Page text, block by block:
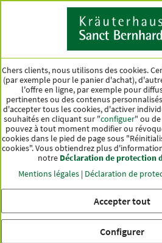
Pays
CATÉGORIES OFFRES
Livraison gratuite
à partir de 50 €
pour l'Allemagne
Chers clients, nous utilisons des cookies.
(par exemple pour le panier d'achat),
l'offre en ligne, par exemple pour
pertinentes ou des contenus
d'accepter tous les cookies, d'activer
souhaités en cliquant sur "configuer" ou
pouvez à tout moment modifier ou
cookies dans le pied de page sous
cookies". Vous obtiendrez plus
notre Déclaration de protection
Mentions légales| Déclaration de
Accepter tout
Configurer